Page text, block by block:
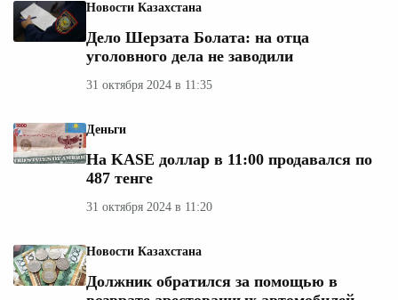
Новости Казахстана
Дело Шерзата Болата: на отца
уголовного дела не заводили
31 октября 2024 в 11:35
Деньги
На KASE доллар в 11:00 продавался по
487 тенге
31 октября 2024 в 11:20
Новости Казахстана
Должник обратился за помощью в